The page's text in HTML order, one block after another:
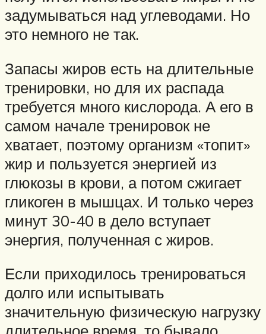
задумываться над углеводами. Но
это немного не так.
Запасы жиров есть на длительные
тренировки, но для их распада
требуется много кислорода. А его в
самом начале тренировок не
хватает, поэтому организм «топит»
жир и пользуется энергией из
глюкозы в крови, а потом сжигает
гликоген в мышцах. И только через
минут 30-40 в дело вступает
энергия, полученная с жиров.
Если приходилось тренироваться
долго или испытывать
значительную физическую нагрузку